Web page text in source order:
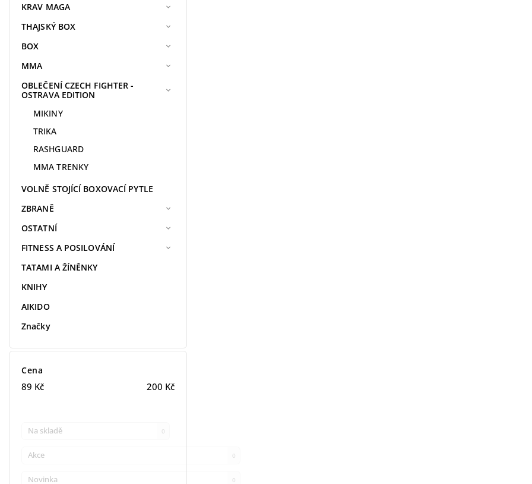
KRAV MAGA
THAJSKÝ BOX
BOX
MMA
OBLEČENÍ CZECH FIGHTER -
OSTRAVA EDITION
MIKINY
TRIKA
RASHGUARD
MMA TRENKY
VOLNĚ STOJÍCÍ BOXOVACÍ PYTLE
ZBRANĚ
OSTATNÍ
FITNESS A POSILOVÁNÍ
TATAMI A ŽÍNĚNKY
KNIHY
AIKIDO
Značky
Cena
89 Kč 200 Kč
Na skladě 0
Akce 0
Novinka 0